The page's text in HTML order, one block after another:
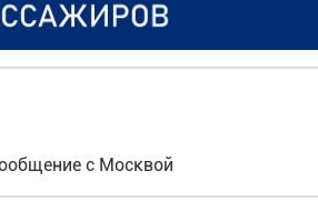
с Москвой